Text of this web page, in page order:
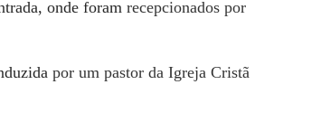
onde foram recepcionados por
por um pastor da Igreja Cristã